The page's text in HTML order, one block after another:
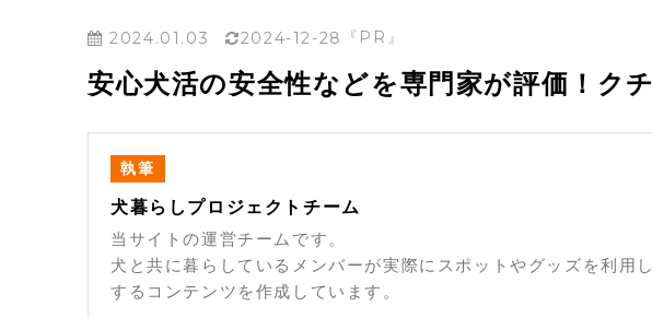
2024.01.03 2024-12-28 『PR』
安心犬活の安全性などを専門家が評価！ク
執筆
犬暮らしプロジェクトチーム
当サイトの運営チームです。
犬と共に暮らしているメンバーが実際にスポットやグッズを利用
するコンテンツを作成しています。